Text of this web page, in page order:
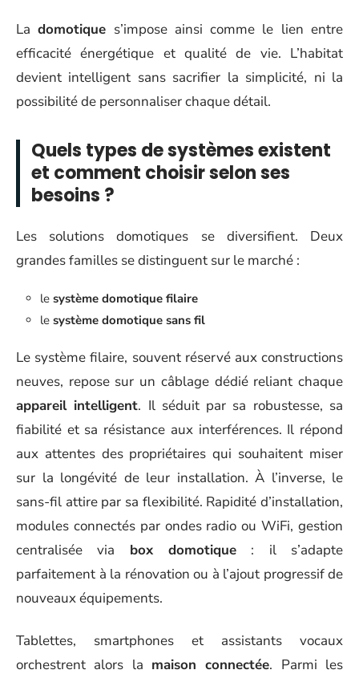
Ladomotique s’impose ainsi comme le lien entre
efficacité énergétique et qualité de vie. L’habitat
devient intelligent sans sacrifier la simplicité, ni la
possibilité de personnaliser chaque détail.
Quels types de systèmes existent
et comment choisir selon ses
besoins ?
Les solutions domotiques se diversifient. Deux
grandes familles se distinguent sur le marché :
le système domotique filaire
le système domotique sans fil
Le système filaire, souvent réservé aux constructions
neuves, repose sur un câblage dédié reliant chaque
appareil intelligent. Il séduit par sa robustesse, sa
fiabilité et sa résistance aux interférences. Il répond
aux attentes des propriétaires qui souhaitent miser
sur la longévité de leur installation. À l’inverse, le
sans-fil attire par sa flexibilité. Rapidité d’installation,
modules connectés par ondes radio ou WiFi, gestion
centralisée via box domotique : il s’adapte
parfaitement à la rénovation ou à l’ajout progressif de
nouveaux équipements.
Tablettes, smartphones et assistants vocaux
orchestrent alors la maison connectée. Parmi les